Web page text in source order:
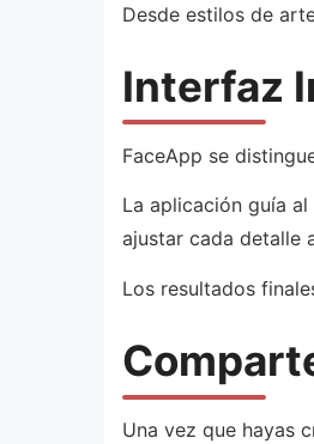
Desde estilos de
Interfaz
FaceApp se
La aplicación guía
ajustar cada detalle
Los resultados
Una vez que hayas